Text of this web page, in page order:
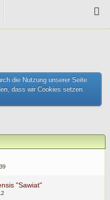
die Nutzung unserer Seite
dass wir Cookies setzen.
"Sawiat"